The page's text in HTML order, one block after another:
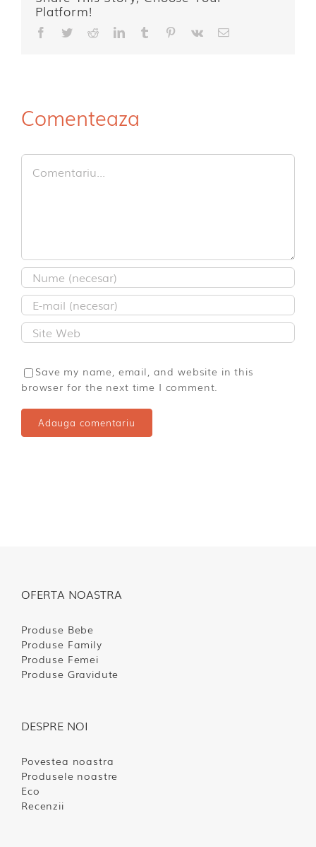
Platform!
Facebook
TwitterRedditLinkedIn
TumblrPinterest
Vk
E-
Comenteaza
Comment
Save my name, email, and website in this
browser for the next time I comment.
OFERTA NOASTRA
Produse Bebe
Produse Family
Produse Femei
Produse Gravidute
DESPRE NOI
Povestea noastra
Produsele noastre
Eco
Recenzii